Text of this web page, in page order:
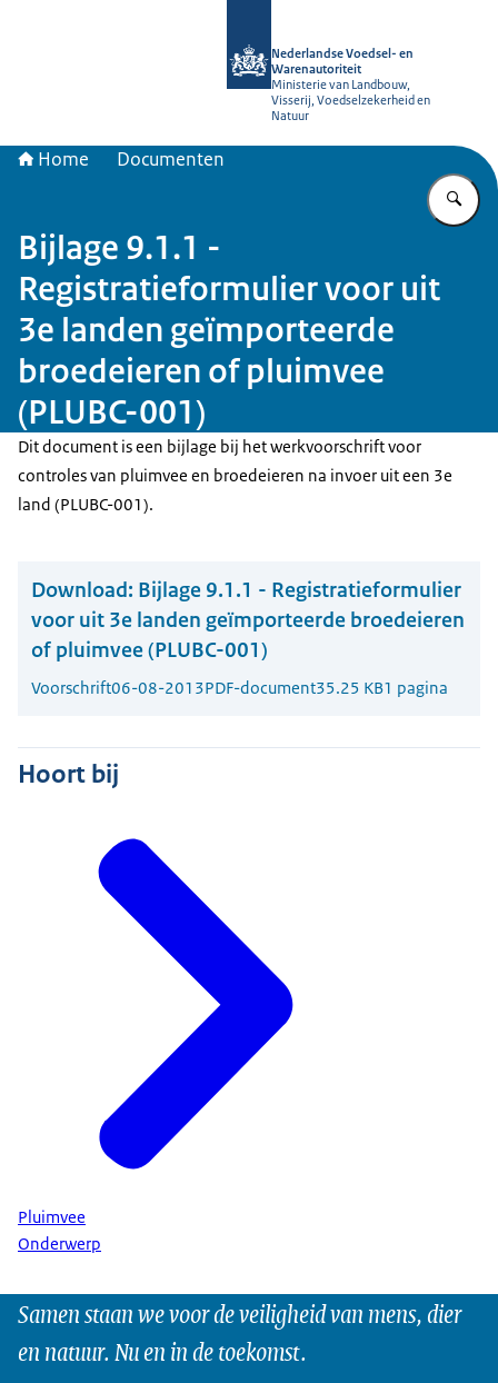
Nederlandse Voedsel- en
Warenautoriteit
Ministerie van Landbouw,
Visserij, Voedselzekerheid en
Natuur
Home Documenten
Bijlage 9.1.1 -
Registratieformulier voor uit
3e landen geïmporteerde
broedeieren of pluimvee
(PLUBC-001)
Dit document is een bijlage bij het werkvoorschrift voor
controles van pluimvee en broedeieren na invoer uit een 3e
land (PLUBC-001).
Download: Bijlage 9.1.1 - Registratieformulier
voor uit 3e landen geïmporteerde broedeieren
of pluimvee (PLUBC-001)
Voorschrift06-08-2013PDF-document35.25 KB1 pagina
Hoort bij
Pluimvee
Onderwerp
Samen staan we voor de veiligheid van mens, dier
en natuur. Nu en in de toekomst.